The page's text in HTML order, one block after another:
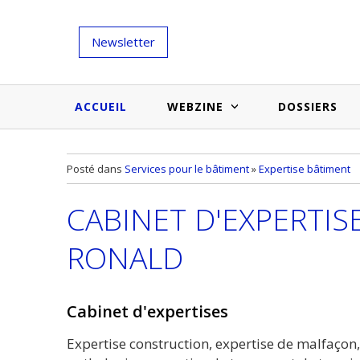
Newsletter
ACCUEIL WEBZINE
Salons et évènementiels
Médias du bâtiment
Techniques et conseils
Etudes et enquêtes
DOSSIERS
Annuaire
Actualités des membres
Posté dans Services pour le bâtiment»Expertise bâtiment
CABINET
RONALD
Cabinet d'expertises
Expertise construction, expertise de